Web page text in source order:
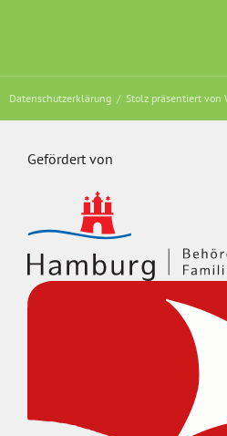
Datenschutzerklärung Stolz präsentiert von
Gefördert von